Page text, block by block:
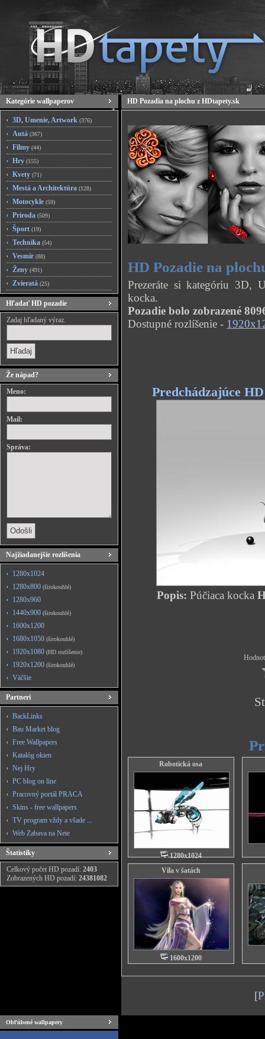
Kategórie wallpaperov
3D, Umenie, Artwork (376)
Autá (367)
Filmy (44)
Hry (155)
Kvety (71)
Mestá a Architektúra (128)
Motocykle (59)
Príroda (509)
Šport (19)
Technika (54)
Vesmír (88)
Ženy (491)
Zvieratá (25)
Hľadať HD pozadie
Zadaj hľadaný výraz.
Že nápad?
Meno:
Mail:
Správa:
Najžiadanejšie rozlíšenia
1280x1024
1280x800 (širokouhlé)
1280x960
1440x900 (širokouhlé)
1600x1200
1680x1050 (širokouhlé)
1920x1080 (HD rozlíšenie)
1920x1200 (širokouhlé)
Väčšie
Partneri
BackLinks
Bau Market blog
Free Wallpapers
Katalóg okien
Nej Hry
PC blog on line
Pracovný portál PRACA
Skins - free wallpapers
TV program vždy a všade ...
Web Zabava na Nete
Štatistiky
Celkový počet HD pozadí: 2403
Zobrazených HD pozadí: 24381082
HD Pozadia na plochu z HDtapety.sk
HD Pozadie na
Prezeráte si kategóriu 3D,
kocka.
Pozadie bolo zobrazené
Dostupné rozlíšenie -
Predchádzajúce
Popis: Púčiaca kocka
Robotická osa
1280x1024
Víla v šatách
1600x1200
[
Obľúbené wallpapery